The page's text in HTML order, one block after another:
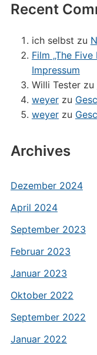
Recent
ich selbst zu
Film „The
Impressum
Willi Testerzu
weyerzu
weyerzu
Archives
Dezember 2024
April 2024
September 2023
Februar 2023
Januar 2023
Oktober 2022
September 2022
Januar 2022